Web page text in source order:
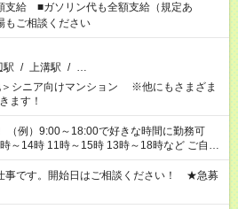
支給 ■ガソリン代も全額支給（規定あ
ご相談ください
駅 / 上溝駅 / …
＞シニア向けマンション ※他にもさまざま
ます！
（例）9:00～18:00で好きな時間に勤務可
～14時 11時～15時 13時～18時など ご自身
勤務時間をご相談ください！ ★家庭の都合
整が必要な場合も遠慮なくご相談くださ
事です。開始日はご相談ください！ ★急募